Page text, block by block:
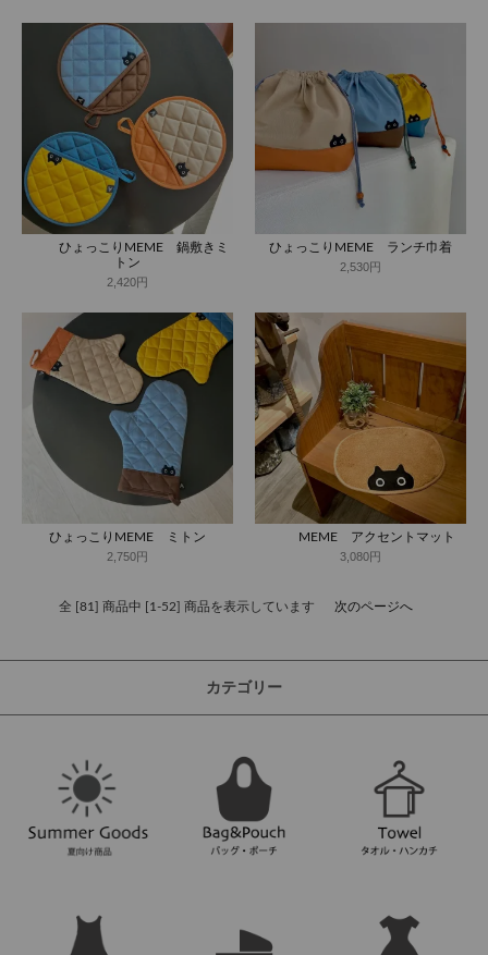
ひょっこりMEME 鍋敷きミ
トン
2,420円
ひょっこりMEME ランチ巾着
2,530円
ひょっこりMEME ミトン
2,750円
MEME アクセントマット
3,080円
全 [81] 商品中 [1-52] 商品を表示しています 次のページへ
カテゴリー